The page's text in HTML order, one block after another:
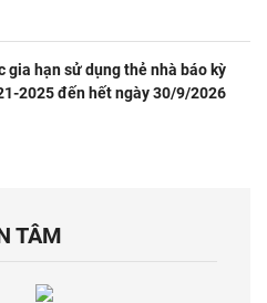
gia hạn sử dụng thẻ nhà báo kỳ
2025 đến hết ngày 30/9/2026
TÂM